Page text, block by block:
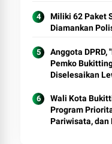
Miliki 62 Paket
Diamankan
Anggota DPRD,
Pemko
Diselesaikan
Wali Kota
Program
Pariwisata,